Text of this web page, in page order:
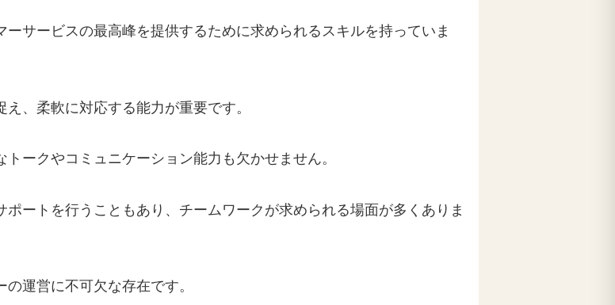
サービスの最高峰を提供するために求められるスキルを持っていま
、柔軟に対応する能力が重要です。
ークやコミュニケーション能力も欠かせません。
ートを行うこともあり、チームワークが求められる場面が多くありま
運営に不可欠な存在です。